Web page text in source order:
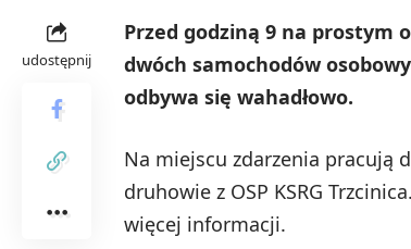
udostępnij
Przed godziną 9 na prostym
dwóch samochodów
odbywa się wahadłowo.
Na miejscu zdarzenia pracują
druhowie z OSP KSRG
więcej informacji.